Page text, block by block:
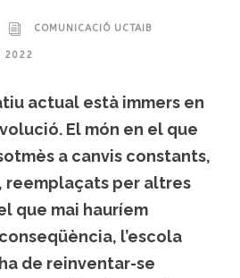
COMUNICACIÓ UCTAIB
2022
actual està immers en
El món en el que
a canvis constants,
reemplaçats per altres
que mai hauríem
l’escola
de reinventar-se